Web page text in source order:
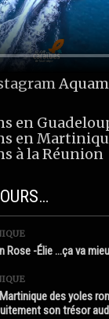
en
en
à la Réunion
Rose -Élie …ça va
des yoles
son trésor